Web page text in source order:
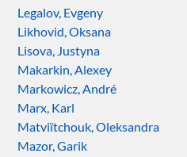
Legalov, Evgeny
Likhovid, Oksana
Lisova, Justyna
Makarkin, Alexey
Markowicz, André
Marx, Karl
Matviïtchouk, Oleksandra
Mazor, Garik